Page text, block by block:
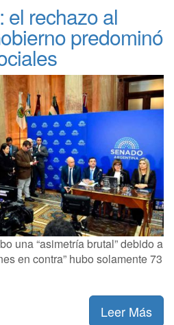
el rechazo al
predominó
una “asimetría brutal” debido a
en contra” hubo solamente 73
Leer Más